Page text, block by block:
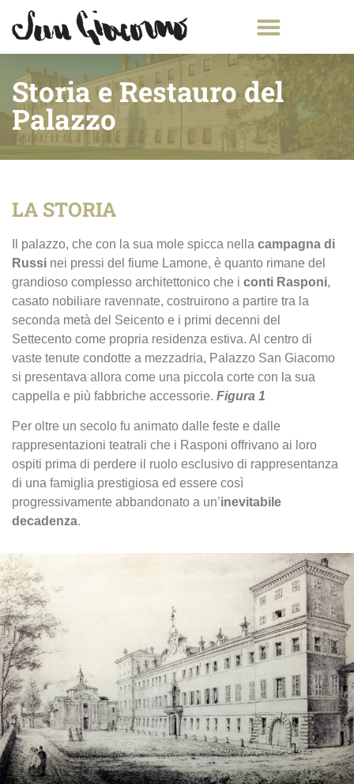
Storia e Restauro del
Palazzo
LA STORIA
Il palazzo, che con la sua mole spicca nella campagna di
Russi nei pressi del fiume Lamone, è quanto rimane del
grandioso complesso architettonico che i conti Rasponi,
casato nobiliare ravennate, costruirono a partire tra la
seconda metà del Seicento e i primi decenni del
Settecento come propria residenza estiva. Al centro di
vaste tenute condotte a mezzadria, Palazzo San Giacomo
si presentava allora come una piccola corte con la sua
cappella e più fabbriche accessorie. Figura 1
Per oltre un secolo fu animato dalle feste e dalle
rappresentazioni teatrali che i Rasponi offrivano ai loro
ospiti prima di perdere il ruolo esclusivo di rappresentanza
di una famiglia prestigiosa ed essere così
progressivamente abbandonato a un’inevitabile
decadenza.